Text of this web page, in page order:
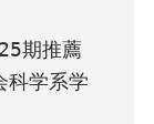
期推薦
科学系学